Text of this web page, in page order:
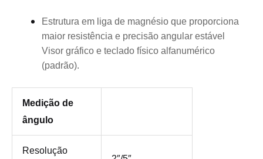
Estrutura em liga de magnésio que proporciona
maior resistência e precisão angular estável
Visor gráfico e teclado físico alfanumérico
(padrão).
Medição de
ângulo
Resolução